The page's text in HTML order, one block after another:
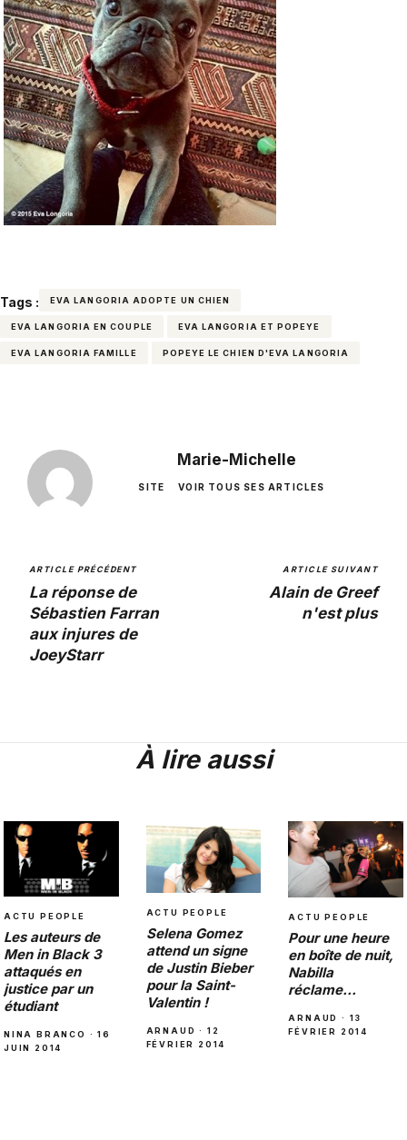
Tags : EVA LANGORIA ADOPTE UN CHIEN
EVA LANGORIA EN COUPLE EVA LANGORIA ET POPEYE
EVA LANGORIA FAMILLE POPEYE LE CHIEN D'EVA LANGORIA
Marie-Michelle
SITE VOIR TOUS SES ARTICLES
ARTICLE PRÉCÉDENT
La réponse de
Sébastien Farran
aux injures de
JoeyStarr
ARTICLE SUIVANT
Alain de Greef
n'est plus
À lire aussi
ACTU PEOPLE
Les auteurs de
Men in Black 3
attaqués en
justice par un
étudiant
NINA BRANCO · 16
JUIN 2014
ACTU PEOPLE
Selena Gomez
attend un signe
de Justin Bieber
pour la Saint-
Valentin !
ARNAUD · 12
FÉVRIER 2014
ACTU PEOPLE
Pour une heure
en boîte de nuit,
Nabilla
réclame…
ARNAUD · 13
FÉVRIER 2014